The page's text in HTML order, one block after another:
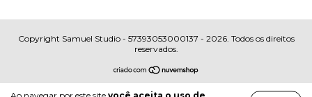
Copyright Samuel Studio - 57393053000137 - 2026. Todos os direitos
reservados.